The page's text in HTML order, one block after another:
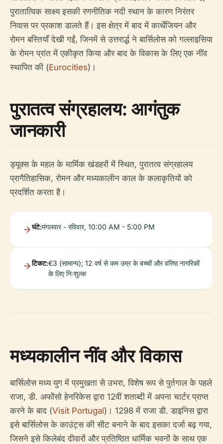
पुरातात्विक साक्ष्य इसकी रणनीतिक नदी स्थान के कारण निरंतर
निवास पर प्रकाश डालते हैं। इस क्षेत्र में बाद में कार्थेजियन और
रोमन बस्तियाँ देखी गईं, जिनमें से उत्तरार्द्ध ने बार्सिलोस को गल्लाइसिया
के रोमन प्रांत में एकीकृत किया और बाद के विकास के लिए एक नींव
स्थापित की (Eurocities)।
पुरातत्व संग्रहालय: आगंतुक
जानकारी
ड्यूक्स के महल के मार्मिक खंडहरों में स्थित, पुरातत्व संग्रहालय
प्रागैतिहासिक, रोमन और मध्यकालीन काल के कलाकृतियों को
प्रदर्शित करता है।
घंटे:मंगलवार - रविवार, 10:00 AM - 5:00 PM
टिकट:€3 (सामान्य); 12 वर्ष से कम उम्र के बच्चों और वरिष्ठ नागरिकों
के लिए निःशुल्क
मध्यकालीन नींव और विकास
बार्सिलोस मध्य युग में प्रमुखता से उभरा, विशेष रूप से पुर्तगाल के पहले
राजा, डी. अफोंसो हेनरिकेस द्वारा 12वीं शताब्दी में अपना चार्टर प्राप्त
करने के बाद (Visit Portugal)। 1298 में राजा डी. डाइनिस द्वारा
इसे बार्सिलोस के काउंट्स की सीट बनाने के बाद इसका दर्जा बढ़ गया,
जिसने इसे किलेबंद दीवारों और प्रतिष्ठित धार्मिक भवनों के साथ एक